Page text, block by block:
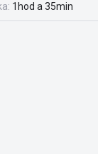
1hod a 35min